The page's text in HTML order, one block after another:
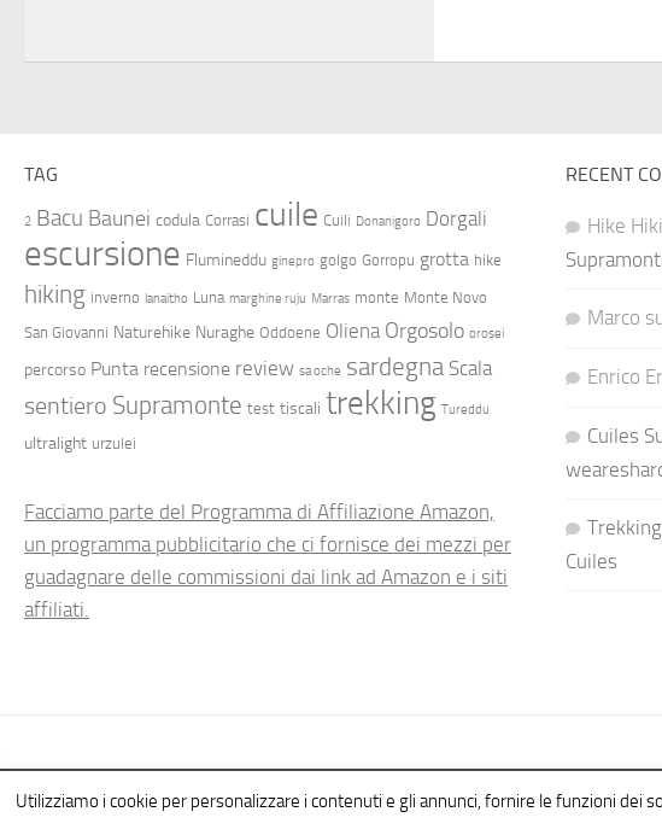
TAG
2 Bacu Baunei codula Corrasi cuile Cuili Donanigoro Dorgali
escursione Flumineddu ginepro golgo Gorropu grotta hike
hiking inverno lanaitho Luna marghine ruju Marras monte Monte Novo
San Giovanni Naturehike Nuraghe Oddoene Oliena Orgosolo orosei
percorso Punta recensione review sa oche sardegna Scala
sentiero Supramonte test tiscali trekking Tureddu
ultralight urzulei
Facciamo parte del Programma di Affiliazione Amazon,
un programma pubblicitario che ci fornisce dei mezzi per
guadagnare delle commissioni dai link ad Amazon e i siti
affiliati.
RECENT
Hike
Marco
Enrico
Cuiles
Cuiles
Utilizziamo i cookie per personalizzare i contenuti e gli annunci, fornire le funzioni